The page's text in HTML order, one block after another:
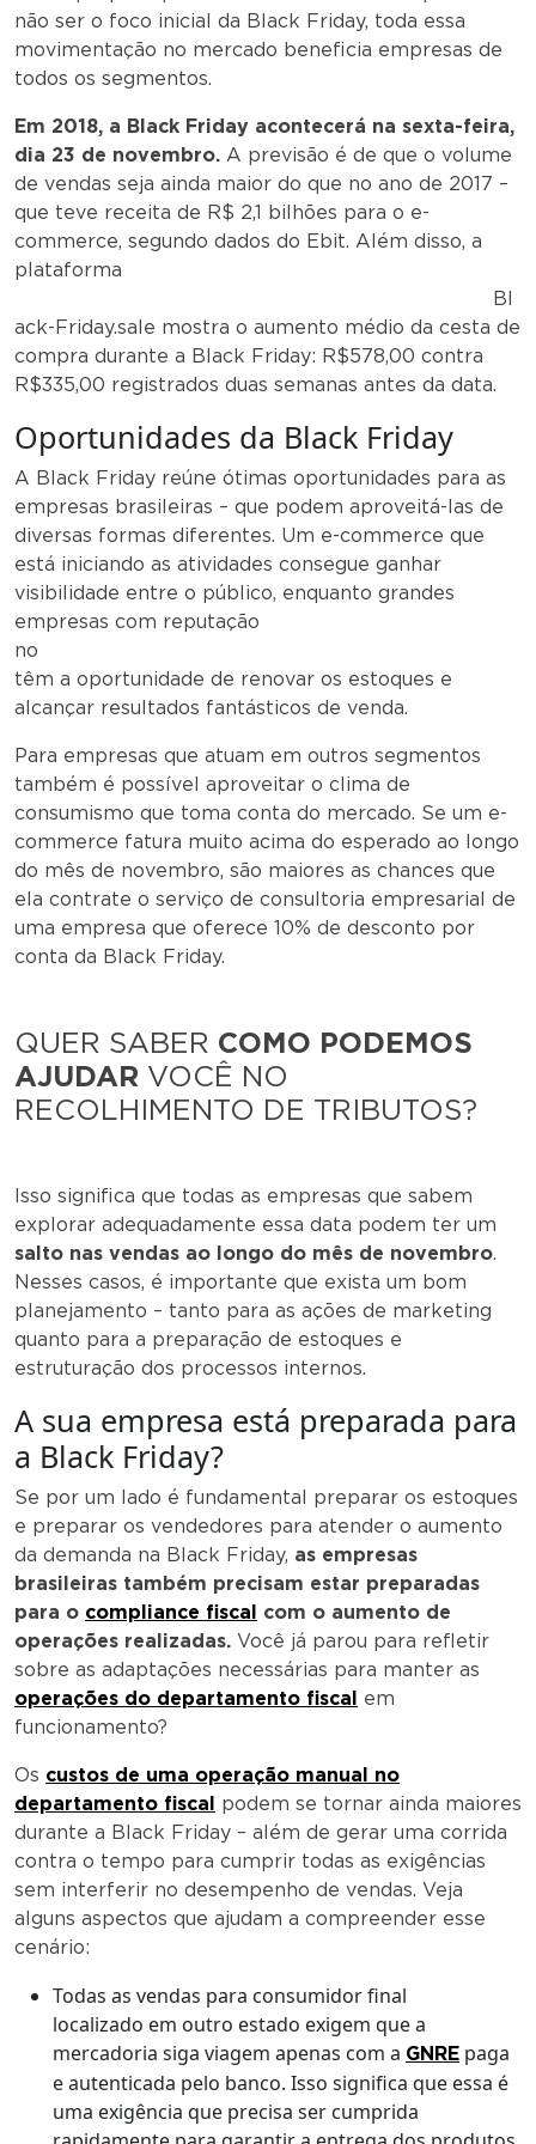
não ser o foco inicial da Black Friday, toda essa
movimentação no mercado beneficia empresas de
todos os segmentos.
Em 2018, a Black Friday acontecerá na sexta-feira,
dia 23 de novembro. A previsão é de que o volume
de vendas seja ainda maior do que no ano de 2017 –
que teve receita de R$ 2,1 bilhões para o e-
commerce, segundo dados do Ebit. Além disso, a
plataforma
Bl
ack-Friday.sale mostra o aumento médio da cesta de
compra durante a Black Friday: R$578,00 contra
R$335,00 registrados duas semanas antes da data.
Oportunidades da Black Friday
A Black Friday reúne ótimas oportunidades para as
empresas brasileiras – que podem aproveitá-las de
diversas formas diferentes. Um e-commerce que
está iniciando as atividades consegue ganhar
visibilidade entre o público, enquanto grandes
empresas com reputação
no
têm a oportunidade de renovar os estoques e
alcançar resultados fantásticos de venda.
Para empresas que atuam em outros segmentos
também é possível aproveitar o clima de
consumismo que toma conta do mercado. Se um e-
commerce fatura muito acima do esperado ao longo
do mês de novembro, são maiores as chances que
ela contrate o serviço de consultoria empresarial de
uma empresa que oferece 10% de desconto por
conta da Black Friday.
QUER SABER COMO PODEMOS
AJUDAR VOCÊ NO
RECOLHIMENTO DE TRIBUTOS?
Isso significa que todas as empresas que sabem
explorar adequadamente essa data podem ter um
salto nas vendas ao longo do mês de novembro.
Nesses casos, é importante que exista um bom
planejamento – tanto para as ações de marketing
quanto para a preparação de estoques e
estruturação dos processos internos.
A sua empresa está preparada para
a Black Friday?
Se por um lado é fundamental preparar os estoques
e preparar os vendedores para atender o aumento
da demanda na Black Friday, as empresas
brasileiras também precisam estar preparadas
para o compliance fiscal com o aumento de
operações realizadas. Você já parou para refletir
sobre as adaptações necessárias para manter as
operações do departamento fiscal em
funcionamento?
Os custos de uma operação manual no
departamento fiscal podem se tornar ainda maiores
durante a Black Friday – além de gerar uma corrida
contra o tempo para cumprir todas as exigências
sem interferir no desempenho de vendas. Veja
alguns aspectos que ajudam a compreender esse
cenário:
Todas as vendas para consumidor final
localizado em outro estado exigem que a
mercadoria siga viagem apenas com a GNRE paga
e autenticada pelo banco. Isso significa que essa é
uma exigência que precisa ser cumprida